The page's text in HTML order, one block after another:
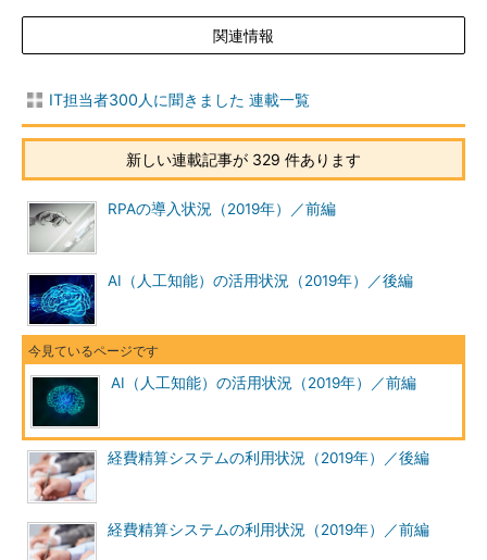
関連情報
IT担当者300人に聞きました 連載一覧
新しい連載記事が 329 件あります
RPAの導入状況（2019年）／前編
AI（人工知能）の活用状況（2019年）／後編
AI（人工知能）の活用状況（2019年）／前編
経費精算システムの利用状況（2019年）／後編
経費精算システムの利用状況（2019年）／前編